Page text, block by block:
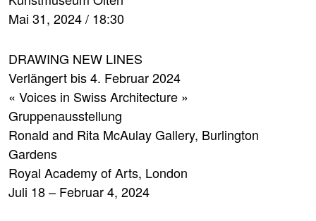
Mai 31, 2024 / 18:30
DRAWING NEW LINES
Verlängert bis 4. Februar 2024
« Voices in Swiss Architecture »
Gruppenausstellung
Ronald and Rita McAulay Gallery, Burlington
Gardens
Royal Academy of Arts, London
Juli 18 – Februar 4, 2024